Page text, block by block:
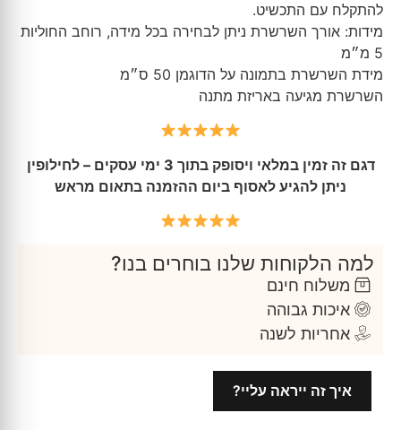
להתקלח עם התכשיט.
מידות: אורך השרשרת ניתן לבחירה בכל מידה, רוחב החוליות
5 מ״מ
מידת השרשרת בתמונה על הדוגמן 50 ס״מ
השרשרת מגיעה באריזת מתנה
דגם זה זמין במלאי ויסופק בתוך 3 ימי עסקים – לחילופין
ניתן להגיע לאסוף ביום ההזמנה בתאום מראש
למה הלקוחות שלנו בוחרים בנו?
משלוח חינם
איכות גבוהה
אחריות לשנה
איך זה ייראה עליי?